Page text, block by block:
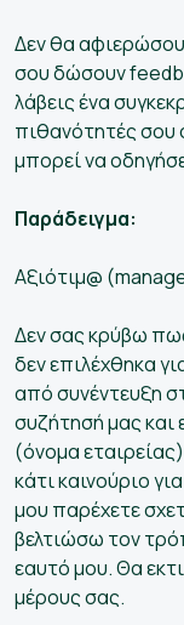
Δεν θα
σου δώσουν
λάβεις ένα
πιθανότητές σου
μπορεί να
Παράδειγμα:
Αξιότιμ@
Δεν σας κρύβω
δεν επιλέχθηκα
από συνέντευξη
συζήτησή μας και
(όνομα
κάτι καινούριο
μου παρέχετε
βελτιώσω τον
εαυτό μου. Θα
μέρους σας.